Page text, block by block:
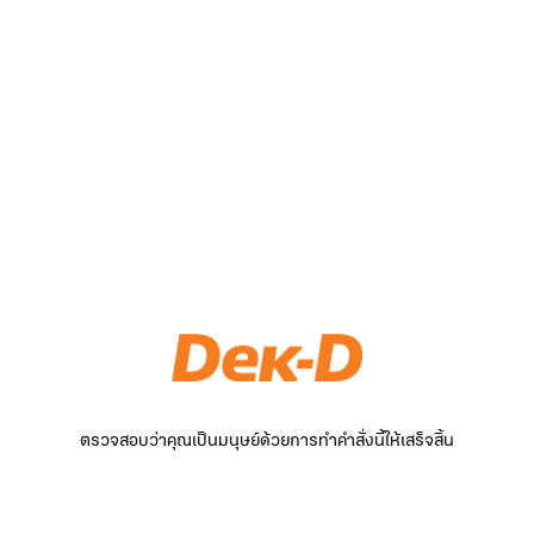
ตรวจสอบว่าคุณเป็นมนุษย์ด้วยการทำคำสั่งนี้ให้เสร็จสิ้น